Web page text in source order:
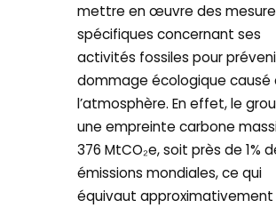
mettre en œuvre des
spécifiques concernant ses
activités fossiles pour
dommage écologique causé
l’atmosphère. En effet, le
une empreinte carbone
376 MtCO₂e, soit près de 1%
émissions mondiales, ce qui
équivaut approximativement